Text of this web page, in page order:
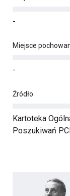
-
Miejsce
-
Źródło
Kartoteka
Poszukiwań